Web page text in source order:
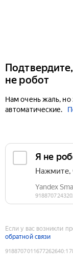
не робот
Нам очень жаль, но
автоматические.
Если у вас возникли
обратной связи
9188707011677262640: